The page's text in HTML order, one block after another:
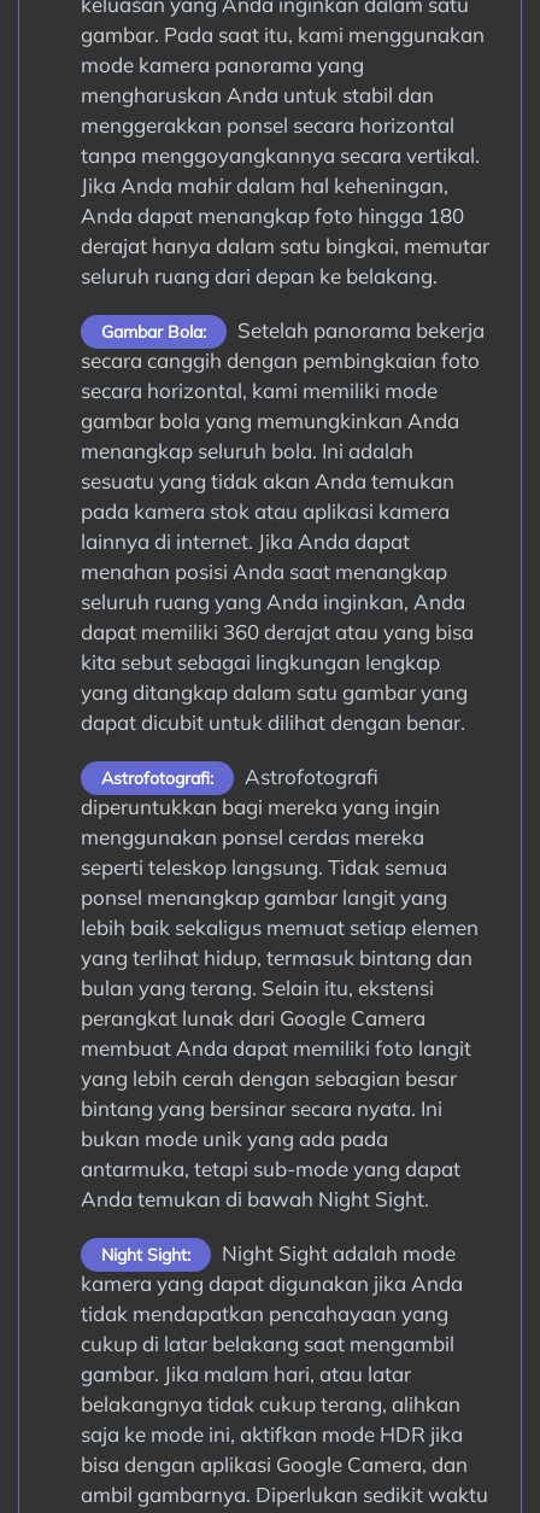
gambar. Pada saat itu, kami menggunakan
mode kamera panorama yang
mengharuskan Anda untuk stabil dan
menggerakkan ponsel secara horizontal
tanpa menggoyangkannya secara vertikal.
Jika Anda mahir dalam hal keheningan,
Anda dapat menangkap foto hingga 180
derajat hanya dalam satu bingkai, memutar
seluruh ruang dari depan ke belakang.
Gambar Bola:
Setelah panorama bekerja
secara canggih dengan pembingkaian foto
secara horizontal, kami memiliki mode
gambar bola yang memungkinkan Anda
menangkap seluruh bola. Ini adalah
sesuatu yang tidak akan Anda temukan
pada kamera stok atau aplikasi kamera
lainnya di internet. Jika Anda dapat
menahan posisi Anda saat menangkap
seluruh ruang yang Anda inginkan, Anda
dapat memiliki 360 derajat atau yang bisa
kita sebut sebagai lingkungan lengkap
yang ditangkap dalam satu gambar yang
dapat dicubit untuk dilihat dengan benar.
Astrofotografi:
Astrofotografi
diperuntukkan bagi mereka yang ingin
menggunakan ponsel cerdas mereka
seperti teleskop langsung. Tidak semua
ponsel menangkap gambar langit yang
lebih baik sekaligus memuat setiap elemen
yang terlihat hidup, termasuk bintang dan
bulan yang terang. Selain itu, ekstensi
perangkat lunak dari Google Camera
membuat Anda dapat memiliki foto langit
yang lebih cerah dengan sebagian besar
bintang yang bersinar secara nyata. Ini
bukan mode unik yang ada pada
antarmuka, tetapi sub-mode yang dapat
Anda temukan di bawah Night Sight.
Night Sight:
Night Sight adalah mode
kamera yang dapat digunakan jika Anda
tidak mendapatkan pencahayaan yang
cukup di latar belakang saat mengambil
gambar. Jika malam hari, atau latar
belakangnya tidak cukup terang, alihkan
saja ke mode ini, aktifkan mode HDR jika
bisa dengan aplikasi Google Camera, dan
ambil gambarnya. Diperlukan sedikit waktu